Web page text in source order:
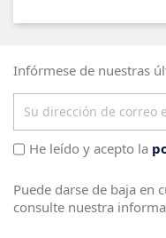
Infórmese de nuestras
He leído y acepto la
Puede darse de baja en
consulte nuestra